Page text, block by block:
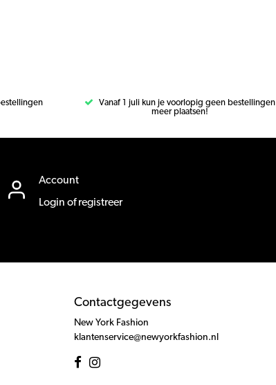
Vanaf 1 juli kun je voorlopig geen bestellingen
meer plaatsen!
Account
Login of registreer
Contactgegevens
New York Fashion
klantenservice@newyorkfashion.nl